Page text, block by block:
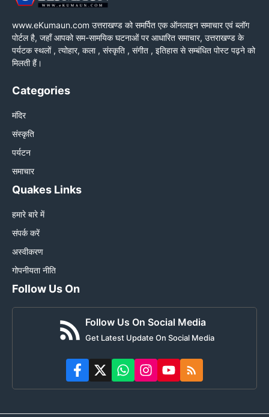
www.eKumaun.com उत्तराखण्ड को समर्पित एक ऑनलाइन समाचार एवं ब्लॉग
पोर्टल है, जहाँ आपको सम-सामयिक घटनाओं पर आधारित समाचार, उत्तराखण्ड के
पर्यटक स्थलों , त्योहार, कला , संस्कृति , संगीत , इतिहास से सम्बंधित पोस्ट पढ़ने को
मिलती हैं।
Categories
मंदिर
संस्कृति
पर्यटन
समाचार
Quakes Links
हमारे बारे में
संपर्क करें
अस्वीकरण
गोपनीयता नीति
Follow Us On
Follow Us On Social Media
Get Latest Update On Social Media